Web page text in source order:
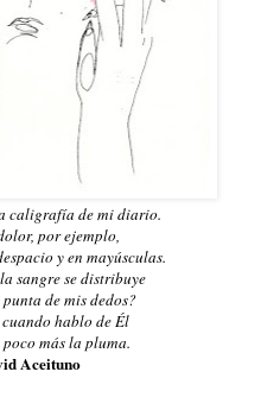
caligrafía de mi diario.
por ejemplo,
y en mayúsculas.
sangre se distribuye
de mis dedos?
hablo de Él
más la pluma.
Aceituno